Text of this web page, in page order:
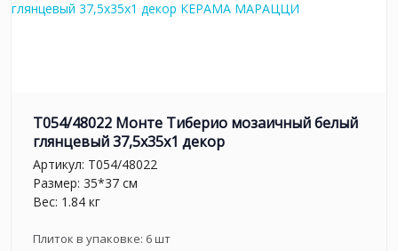
T054/48022 Монте Тиберио мозаичный белый
глянцевый 37,5x35x1 декор
Артикул: T054/48022
Размер: 35*37 см
Вес: 1.84 кг
Плиток в упаковке: 6шт